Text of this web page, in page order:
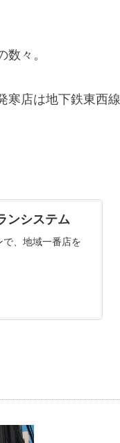
々。
寒店は地下鉄東西線
ンシステム
、地域一番店を